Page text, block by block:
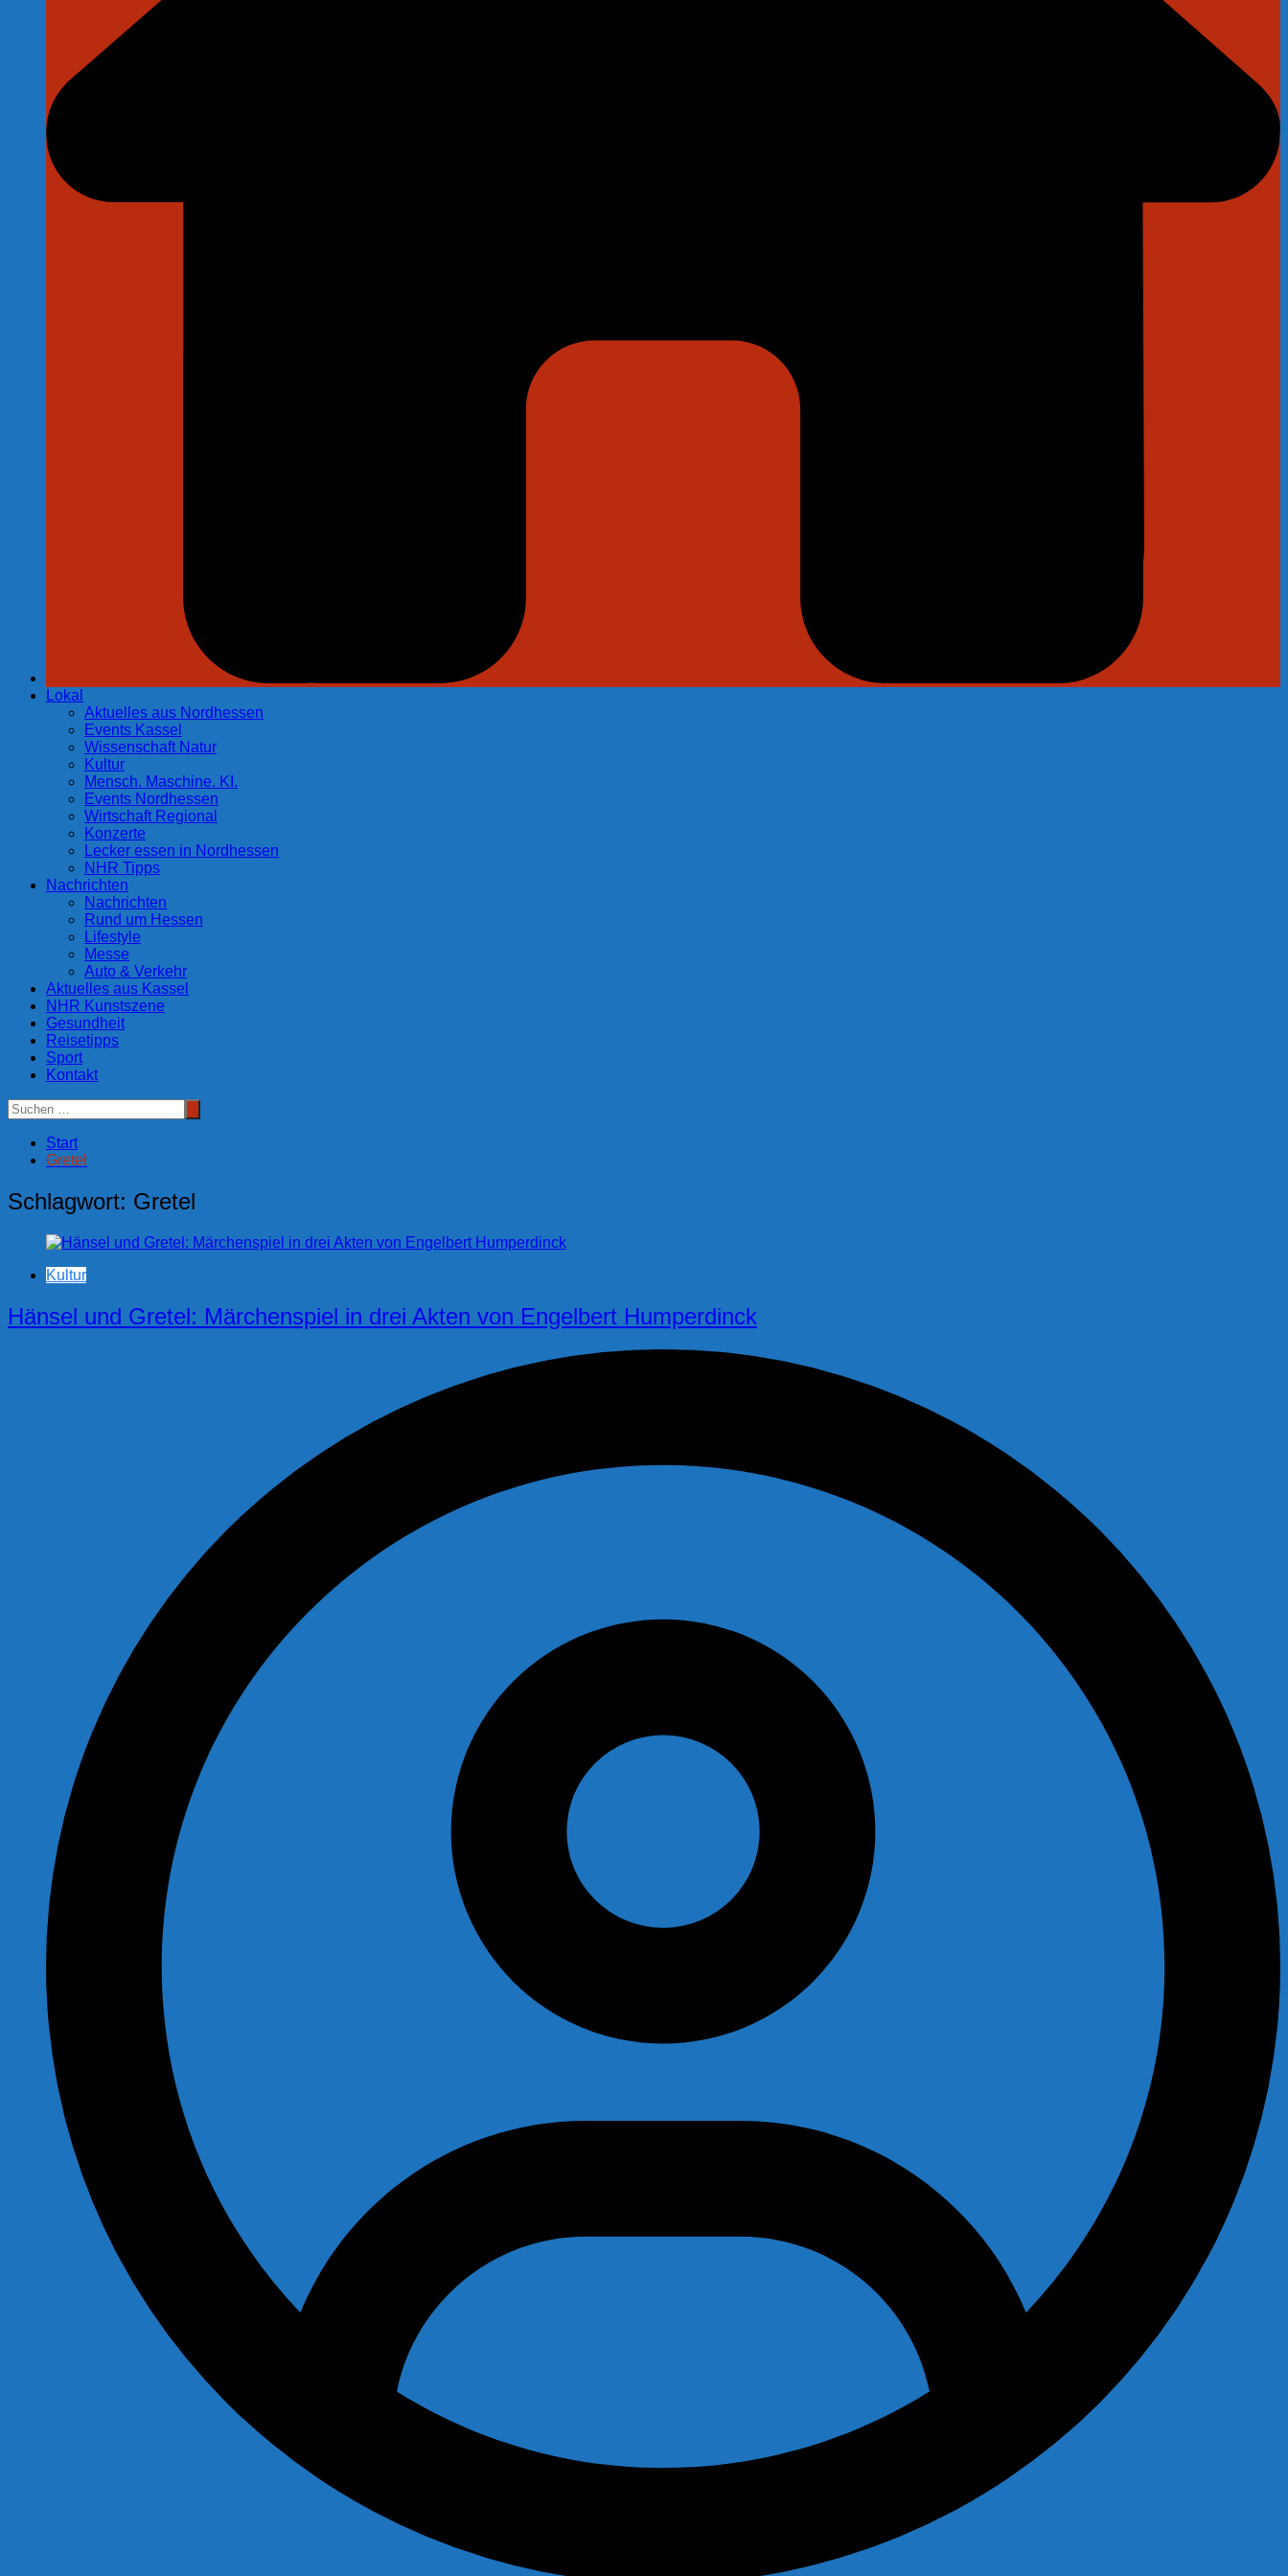
Lokal
Aktuelles aus Nordhessen
Events Kassel
Wissenschaft Natur
Kultur
Mensch. Maschine. KI.
Events Nordhessen
Wirtschaft Regional
Konzerte
Lecker essen in Nordhessen
NHR Tipps
Nachrichten
Nachrichten
Rund um Hessen
Lifestyle
Messe
Auto & Verkehr
Aktuelles aus Kassel
NHR Kunstszene
Gesundheit
Reisetipps
Sport
Kontakt
Start
Gretel
Schlagwort: Gretel
Kultur
Hänsel und Gretel: Märchenspiel in drei Akten von Engelbert Humperdinck